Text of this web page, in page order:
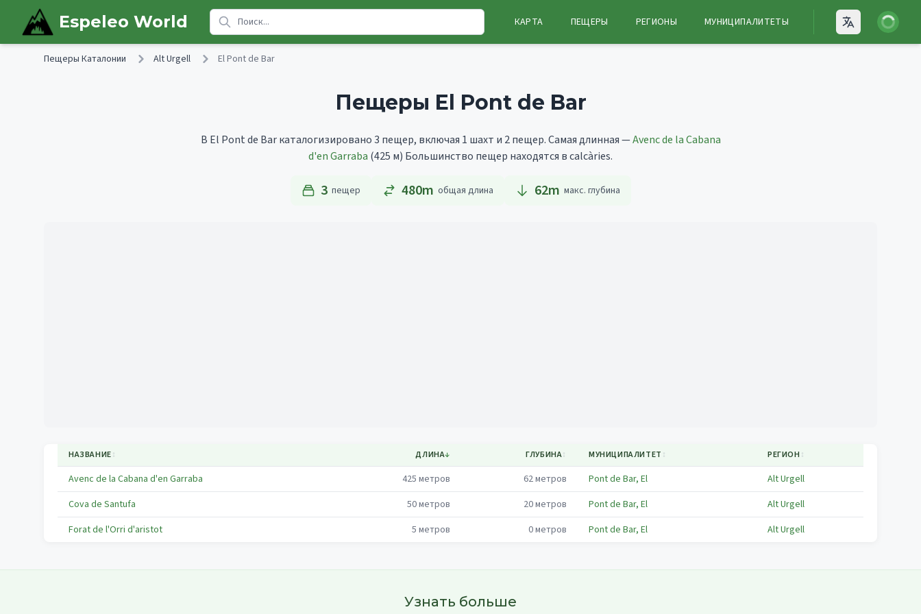
Skip to main content
Espeleo World КАРТА ПЕЩЕРЫ РЕГИОНЫ МУНИЦИПАЛИТЕТЫ Open
Войти
Пещеры Каталонии Alt Urgell El Pont de Bar
Пещеры El Pont de Bar
В El Pont de Bar каталогизировано 3 пещер, включая 1 шахт и 2 пещер.Самая длинная —Avenc de la Cabana
d'en Garraba (425 м) Большинство пещер находятся в calcàries.
3 пещер 480m общая длина 62m макс. глубина
НАЗВАНИЕ↕ ДЛИНА↓ ГЛУБИНА↕ МУНИЦИПАЛИТЕТ ↕ РЕГИОН ↕
Avenc de la Cabana d'en Garraba 425 метров 62метров Pont de Bar, El
Alt Urgell
Cova de Santufa
50метров 20метров Pont de Bar, El
Alt Urgell
Forat de l'Orri d'aristot
5 метров 0метров Pont de Bar, El Alt Urgell
Узнать больше